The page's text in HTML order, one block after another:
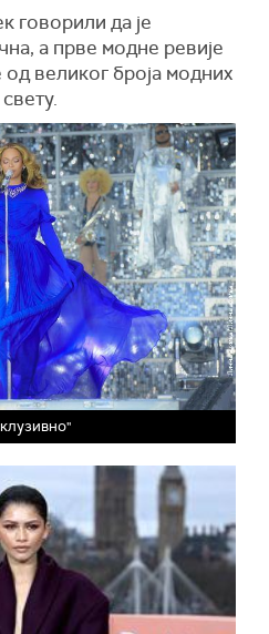
говорили да је
а прве модне ревије
од великог броја модних